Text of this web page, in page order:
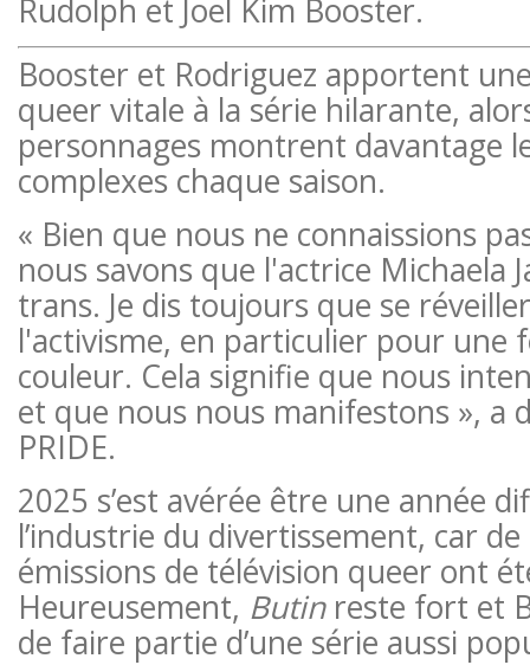
Rudolph et Joel Kim Booster.
Booster et Rodriguez apportent
queer vitale à la série hilarante,
personnages montrent davantage
complexes chaque saison.
« Bien que nous ne connaissions
nous savons que l'actrice Michaela
trans. Je dis toujours que se
l'activisme, en particulier pour une
couleur. Cela signifie que nous
et que nous nous manifestons », a
PRIDE.
2025 s’est avérée être une année
l’industrie du divertissement, car
émissions de télévision queer ont
Heureusement, Butinreste fort et
de faire partie d’une série aussi